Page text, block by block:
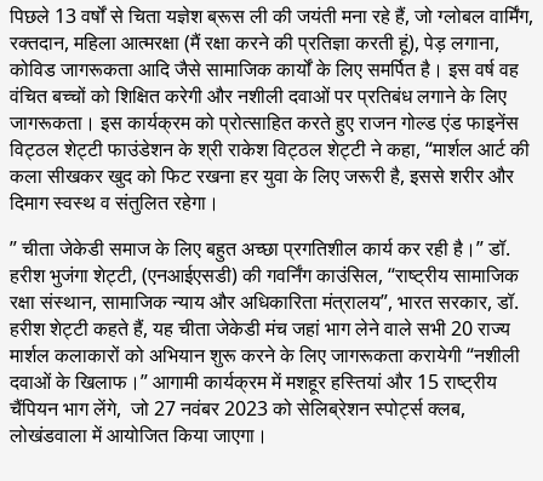
पिछले 13 वर्षों से चिता यज्ञेश ब्रूस ली की जयंती मना रहे हैं, जो ग्लोबल वार्मिंग,
रक्तदान, महिला आत्मरक्षा (मैं रक्षा करने की प्रतिज्ञा करती हूं), पेड़ लगाना,
कोविड जागरूकता आदि जैसे सामाजिक कार्यों के लिए समर्पित है। इस वर्ष वह
वंचित बच्चों को शिक्षित करेगी और नशीली दवाओं पर प्रतिबंध लगाने के लिए
जागरूकता। इस कार्यक्रम को प्रोत्साहित करते हुए राजन गोल्ड एंड फाइनेंस
विट्ठल शेट्टी फाउंडेशन के श्री राकेश विट्ठल शेट्टी ने कहा, “मार्शल आर्ट की
कला सीखकर खुद को फिट रखना हर युवा के लिए जरूरी है, इससे शरीर और
दिमाग स्वस्थ व संतुलित रहेगा।
” चीता जेकेडी समाज के लिए बहुत अच्छा प्रगतिशील कार्य कर रही है।” डॉ.
हरीश भुजंगा शेट्टी, (एनआईएसडी) की गवर्निंग काउंसिल, “राष्ट्रीय सामाजिक
रक्षा संस्थान, सामाजिक न्याय और अधिकारिता मंत्रालय”, भारत सरकार, डॉ.
हरीश शेट्टी कहते हैं, यह चीता जेकेडी मंच जहां भाग लेने वाले सभी 20 राज्य
मार्शल कलाकारों को अभियान शुरू करने के लिए जागरूकता करायेगी “नशीली
दवाओं के खिलाफ।” आगामी कार्यक्रम में मशहूर हस्तियां और 15 राष्ट्रीय
चैंपियन भाग लेंगे, जो 27 नवंबर 2023 को सेलिब्रेशन स्पोर्ट्स क्लब,
लोखंडवाला में आयोजित किया जाएगा।